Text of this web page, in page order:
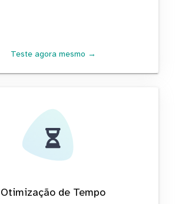
Teste agora mesmo →
Otimização de Tempo